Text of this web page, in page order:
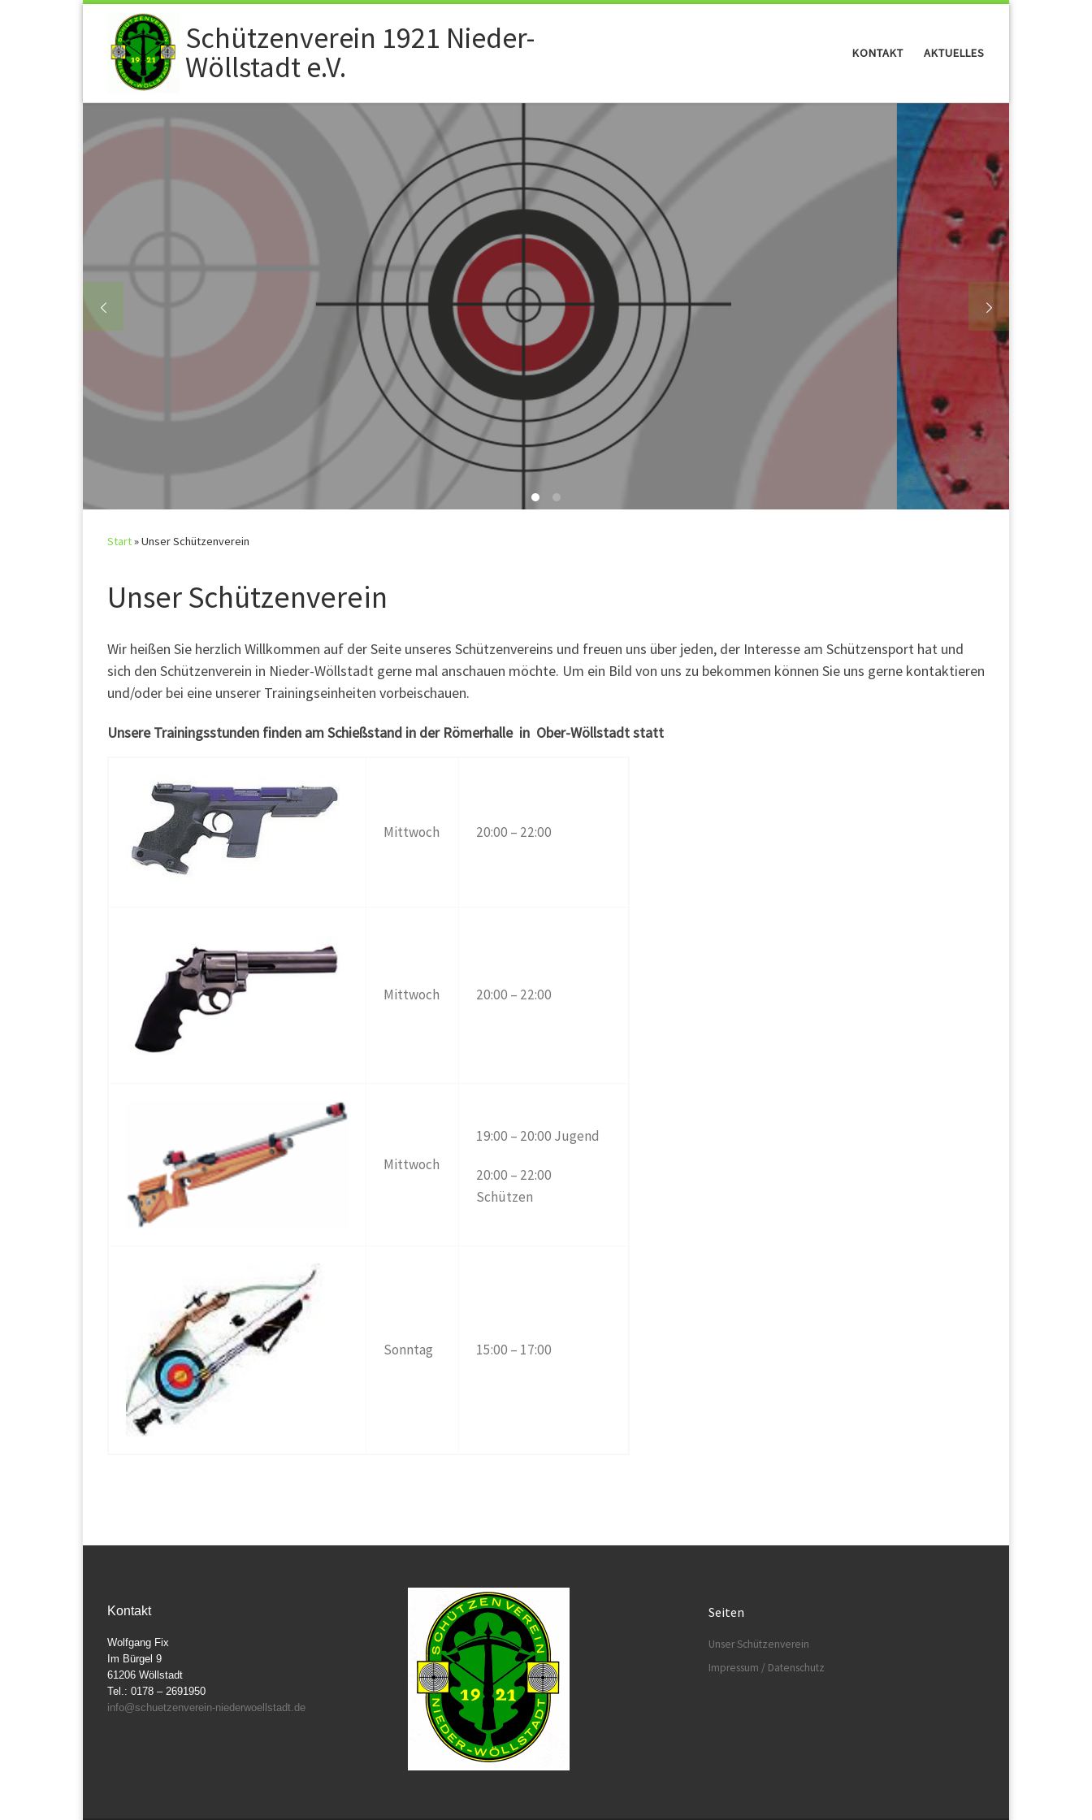
Zum Inhalt springen
Schützenverein 1921 Nieder-
Wöllstadt e.V.
KONTAKT AKTUELLES
Start»Unser Schützenverein
Unser Schützenverein
Wir heißen Sie herzlich Willkommen auf der Seite unseres Schützenvereins und freuen uns über jeden, der Interesse am Schützensport hat und
sich den Schützenverein in Nieder-Wöllstadt gerne mal anschauen möchte. Um ein Bild von uns zu bekommen können Sie uns gerne kontaktieren
und/oder bei eine unserer Trainingseinheiten vorbeischauen.
Unsere Trainingsstunden finden am Schießstand in der Römerhalle in Ober-Wöllstadt statt
Mittwoch 20:00 – 22:00
Mittwoch 20:00 – 22:00
Mittwoch
19:00 – 20:00 Jugend
20:00 – 22:00
Schützen
Sonntag 15:00 – 17:00
Kontakt
Wolfgang Fix
Im Bürgel 9
61206 Wöllstadt
Tel.: 0178 – 2691950
info@schuetzenverein-niederwoellstadt.de
Seiten
Unser Schützenverein
Impressum / Datenschutz